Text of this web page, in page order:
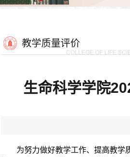
教学质量评价
生命科学学院
为努力做好教学工作、提高教学